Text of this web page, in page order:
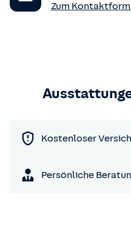
Zum
Kostenloser
Persönliche